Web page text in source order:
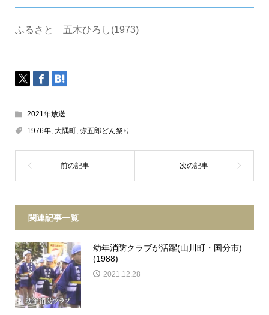
ふるさと 五木ひろし(1973)
2021年放送
1976年, 大隅町, 弥五郎どん祭り
関連記事一覧
幼年消防クラブが活躍(山川町・国分市)
(1988)
2021.12.28